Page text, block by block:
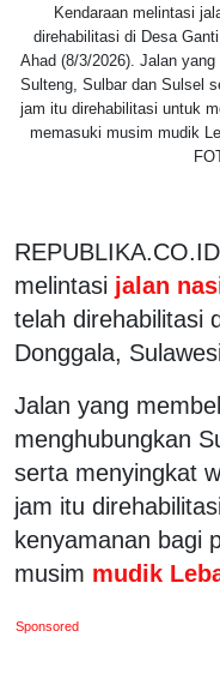
Kendaraan melintasi
direhabilitasi di Desa
Ahad (8/3/2026). Jalan
Sulteng, Sulbar dan Sulsel
jam itu direhabilitasi untuk
memasuki musim mudik
melintasi jalan
telah direhabilitasi
Donggala,
Jalan yang
menghubungkan
serta menyingkat
jam itu
kenyamanan bagi
musim mudik
Sponsored